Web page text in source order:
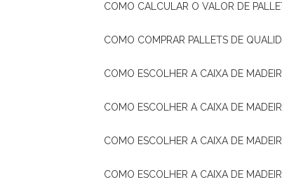
COMO CALCULAR O VALOR DE
COMO COMPRAR PALLETS DE
COMO ESCOLHER A CAIXA DE
COMO ESCOLHER A CAIXA DE
COMO ESCOLHER A CAIXA DE
COMO ESCOLHER A CAIXA DE